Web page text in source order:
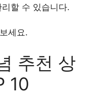
할 수 있습니다.
세요.
추천 상
10